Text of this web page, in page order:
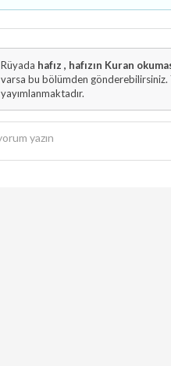
Rüyada hafız , hafızın Kuran
varsa bu bölümden
yayımlanmaktadır.